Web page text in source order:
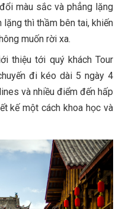
màu sắc và phẳng lặng
thì thầm bên tai, khiến
muốn rời xa.
thiệu tới quý khách Tour
đi kéo dài 5 ngày 4
và nhiều điểm đến hấp
kế một cách khoa học và